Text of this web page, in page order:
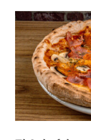
Ver
imagen
más
grande